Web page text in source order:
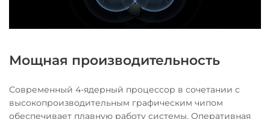
Мощная производительность
Современный 4-ядерный процессор в сочетании с
высокопроизводительным графическим чипом
обеспечивает плавную работу системы. Оперативная